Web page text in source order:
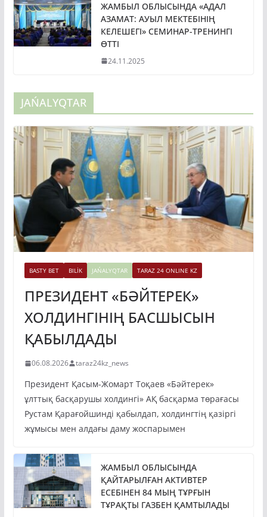
ЖАМБЫЛ ОБЛЫСЫНДА «АДАЛ
АЗАМАТ: АУЫЛ МЕКТЕБІНІҢ
КЕЛЕШЕГІ» СЕМИНАР-ТРЕНИНГІ
ӨТТІ
24.11.2025
JAŃALYQTAR
BASTY BET BILİK JAŃALYQTAR TARAZ 24 ONLINE KZ
ПРЕЗИДЕНТ «БӘЙТЕРЕК»
ХОЛДИНГІНІҢ БАСШЫСЫН
ҚАБЫЛДАДЫ
06.08.2026 taraz24kz_news
Президент Қасым-Жомарт Тоқаев «Бәйтерек»
ұлттық басқарушы холдингі» АҚ басқарма төрағасы
Рустам Қарағойшинді қабылдап, холдингтің қазіргі
жұмысы мен алдағы даму жоспарымен
ЖАМБЫЛ ОБЛЫСЫНДА
ҚАЙТАРЫЛҒАН АКТИВТЕР
ЕСЕБІНЕН 84 МЫҢ ТҰРҒЫН
ТҰРАҚТЫ ГАЗБЕН ҚАМТЫЛАДЫ